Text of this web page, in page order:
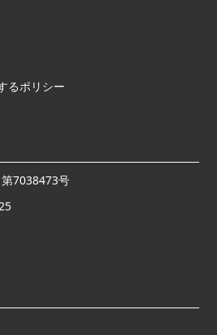
るポリシー
7038473号